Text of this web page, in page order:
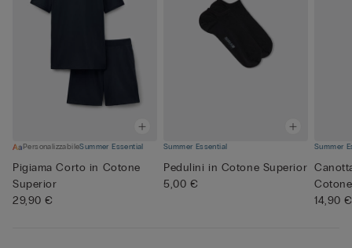
PersonalizzabileSummer Essential
Pigiama Corto in Cotone
Superior
29,90 €
Summer Essential
Pedulini in Cotone Superior
5,00 €
Summer
14,90 €